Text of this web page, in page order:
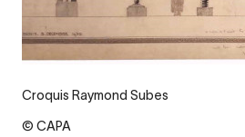
Croquis Raymond Subes
© CAPA